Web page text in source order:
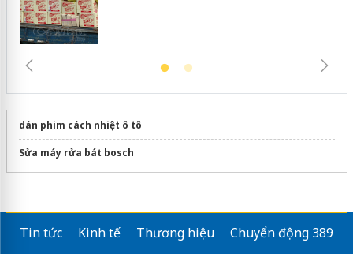
dán phim cách nhiệt ô tô
Sửa máy rửa bát bosch
Tin tức Kinh tế Thương hiệu
Chuyển động 389